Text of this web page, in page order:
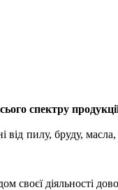
спектру
від пилу, бруду,
своєї діяльності